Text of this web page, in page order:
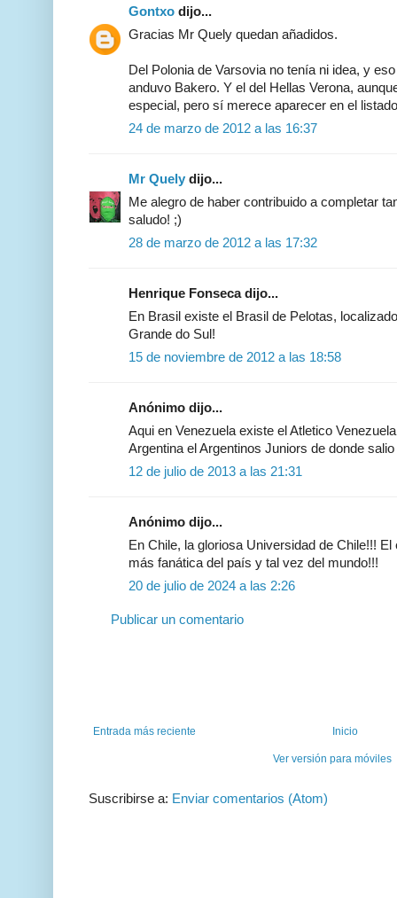
Gontxo dijo...
Gracias Mr Quely quedan añadidos.
Del Polonia de Varsovia no tenía ni idea, y
anduvo Bakero. Y el del Hellas Verona,
especial, pero sí merece aparecer en el
24 de marzo de 2012 a las 16:37
Mr Quely dijo...
Me alegro de haber contribuido a completar
saludo! ;)
28 de marzo de 2012 a las 17:32
Henrique Fonseca dijo...
En Brasil existe el Brasil de Pelotas,
Grande do Sul!
15 de noviembre de 2012 a las 18:58
Anónimo dijo...
Aqui en Venezuela existe el Atletico
Argentina el Argentinos Juniors de donde
12 de julio de 2013 a las 21:31
Anónimo dijo...
En Chile, la gloriosa Universidad de Chile!!!
más fanática del país y tal vez del mundo!!!
20 de julio de 2024 a las 2:26
Publicar un comentario
Entrada más reciente Inicio
Ver versión para móviles
Suscribirse a: Enviar comentarios (Atom)